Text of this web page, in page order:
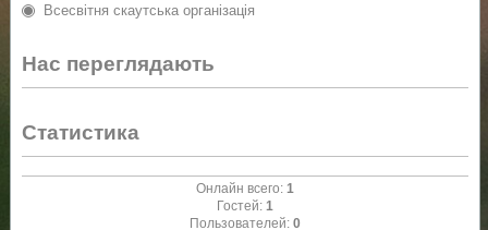
Всесвітня скаутська організація
Нас переглядають
Статистика
Онлайн всего: 1
Гостей: 1
Пользователей: 0